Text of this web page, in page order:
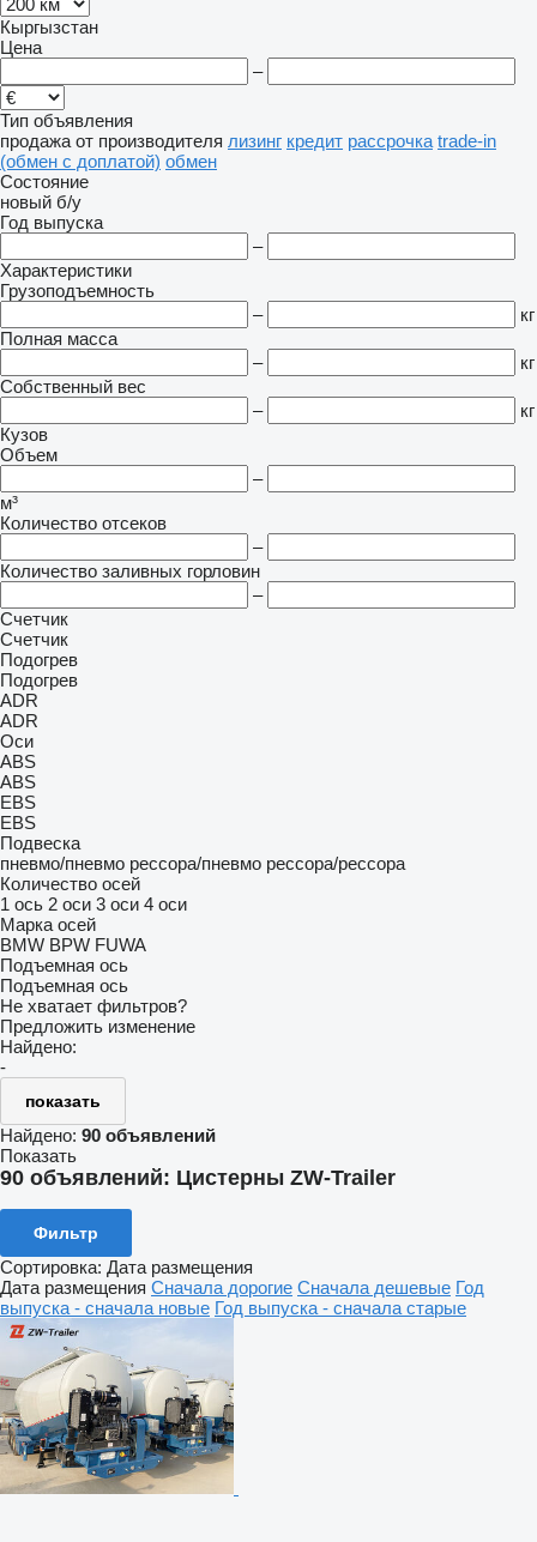
Кыргызстан
Цена
–
Тип объявления
продажа от производителя лизинг кредит рассрочка trade-in
(обмен с доплатой) обмен
Состояние
новый б/у
Год выпуска
–
Характеристики
Грузоподъемность
–
кг
Полная масса
–
кг
Собственный вес
–
кг
Кузов
Объем
–
м³
Количество отсеков
–
Количество заливных горловин
–
Счетчик
Счетчик
Подогрев
Подогрев
ADR
ADR
Оси
ABS
ABS
EBS
EBS
Подвеска
пневмо/пневмо рессора/пневмо рессора/рессора
Количество осей
1 ось 2 оси 3 оси 4 оси
Марка осей
BMW BPW FUWA
Подъемная ось
Подъемная ось
Не хватает фильтров?
Предложить изменение
Найдено:
-
показать
Найдено: 90 объявлений
Показать
90 объявлений: Цистерны ZW-Trailer
Фильтр
Сортировка: Дата размещения
Дата размещения Сначала дорогие Сначала дешевые Год
выпуска - сначала новые Год выпуска - сначала старые